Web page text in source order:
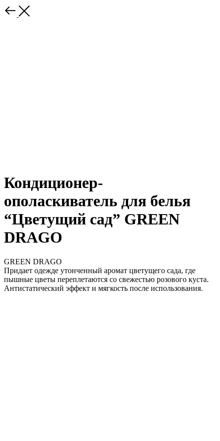
Кондиционер-
ополаскиватель для белья
“Цветущий сад” GREEN
DRAGO
GREEN DRAGO
Придает одежде утонченный аромат цветущего сада, где
пышные цветы переплетаются со свежестью розового куста.
Антистатический эффект и мягкость после использования.